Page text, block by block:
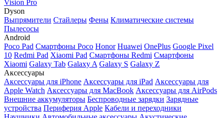
Vision Pro
Dyson
Выпрямители Стайлеры Фены Климатические системы
Пылесосы
Android
Poco Pad Смартфоны Poco Honor Huawei OnePlus Google Pixel
10 Redmi Pad Xiaomi Pad Смартфоны Redmi Смартфоны
Xiaomi Galaxy Tab Galaxy A Galaxy S Galaxy Z
Аксессуары
Аксессуары для iPhone Аксессуары для iPad Аксессуары для
Apple Watch Аксессуары для MacBook Аксессуары для AirPods
Внешние аккумуляторы Беспроводные зарядки Зарядные
устройства Периферия Apple Кабели и переходники